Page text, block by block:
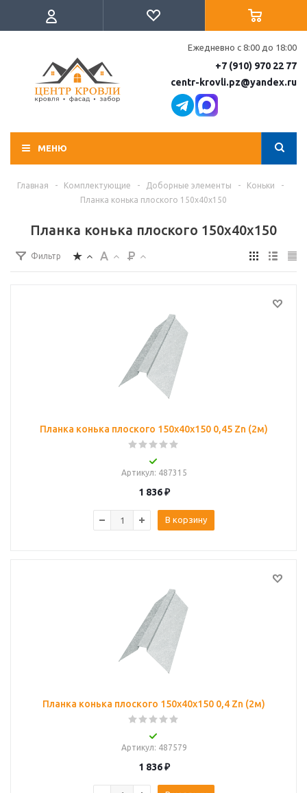
Ежедневно с 8:00 до 18:00
+7 (910) 970 22 77
centr-krovli.pz@yandex.ru
МЕНЮ
Главная - Комплектующие - Доборные элементы - Коньки
-
Планка конька плоского 150х40х150
Планка конька плоского 150х40х150
Фильтр
Планка конька плоского 150х40х150 0,45 Zn (2м)
Артикул: 487315
1 836₽
В корзину
Планка конька плоского 150х40х150 0,4 Zn (2м)
Артикул: 487579
1 836₽